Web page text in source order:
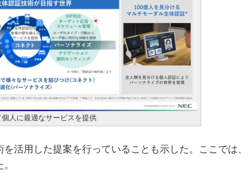
人に最適なサービスを提供
活用した提案を行っていることも示した。ここでは、